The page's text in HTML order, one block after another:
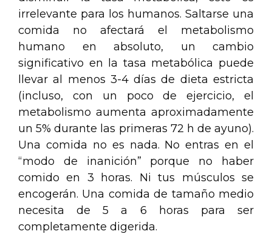
irrelevante para los humanos. Saltarse una
comida no afectará el metabolismo
humano en absoluto, un cambio
significativo en la tasa metabólica puede
llevar al menos 3-4 días de dieta estricta
(incluso, con un poco de ejercicio, el
metabolismo aumenta aproximadamente
un 5% durante las primeras 72 h de ayuno).
Una comida no es nada. No entras en el
“modo de inanición” porque no haber
comido en 3 horas. Ni tus músculos se
encogerán. Una comida de tamaño medio
necesita de 5 a 6 horas para ser
completamente digerida.